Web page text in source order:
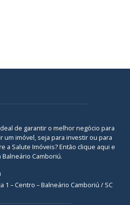
de garantir o melhor negócio para
imóvel, seja para investir ou para
a Salute Imóveis? Então clique aqui e
Camboriú.
1 – Centro – Balneário Camboriú / SC